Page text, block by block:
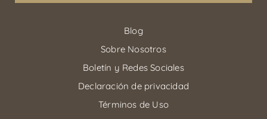
Blog
Sobre Nosotros
Boletín y Redes Sociales
Declaración de privacidad
Términos de Uso